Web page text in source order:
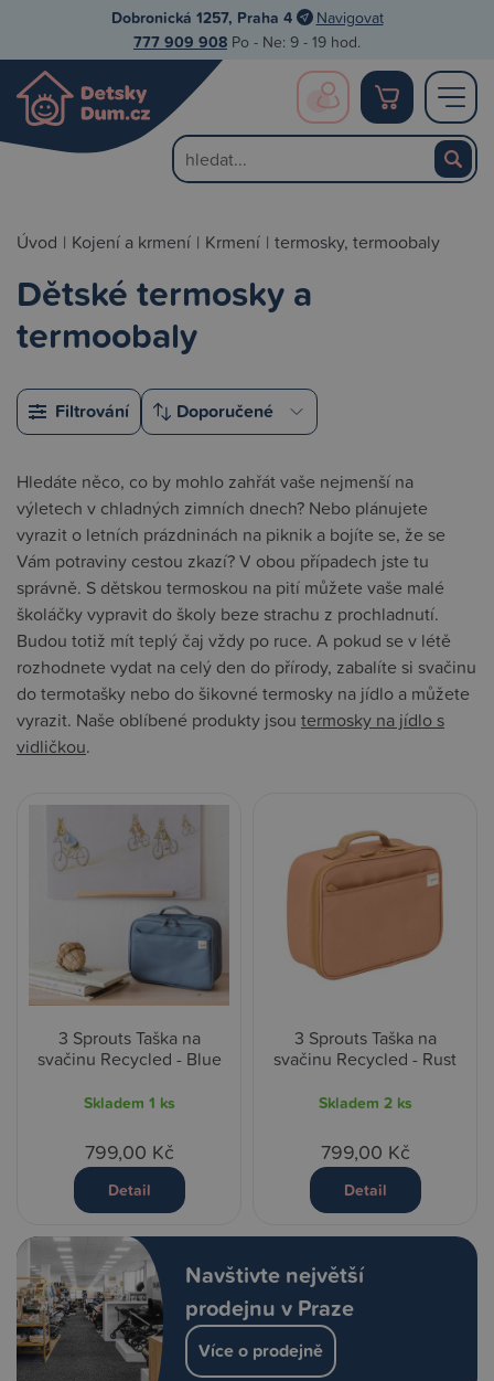
Dobronická 1257, Praha 4 Navigovat
777 909 908 Po - Ne: 9 - 19 hod.
Úvod | Kojení a krmení | Krmení | termosky, termoobaly
Dětské termosky a
termoobaly
Filtrování
Hledáte něco, co by mohlo zahřát vaše nejmenší na
výletech v chladných zimních dnech? Nebo plánujete
vyrazit o letních prázdninách na piknik a bojíte se, že se
Vám potraviny cestou zkazí? V obou případech jste tu
správně. S dětskou termoskou na pití můžete vaše malé
školáčky vypravit do školy beze strachu z prochladnutí.
Budou totiž mít teplý čaj vždy po ruce. A pokud se v létě
rozhodnete vydat na celý den do přírody, zabalíte si svačinu
do termotašky nebo do šikovné termosky na jídlo a můžete
vyrazit. Naše oblíbené produkty jsou termosky na jídlo s
vidličkou.
Navštivte největší
prodejnu v Praze
Více o prodejně
3 Sprouts Taška na
svačinu Recycled - Blue
Skladem 1 ks
799,00 Kč
Detail
3 Sprouts Taška na
svačinu Recycled - Rust
Skladem 2 ks
799,00 Kč
Detail